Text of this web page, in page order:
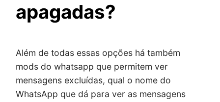
apagadas?
Além de todas essas opções há também
mods do whatsapp que permitem ver
mensagens excluídas, qual o nome do
WhatsApp que dá para ver as mensagens